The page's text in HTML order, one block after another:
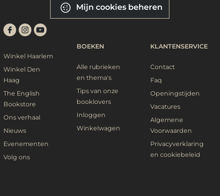
Mijn cookies beheren
Winkel Haarlem
Winkel Den
Haag
The English
Bookstore
Ons verhaal
Nieuws
Evenementen
Volg ons
BOEKEN
Alle rubrieken
en thema's
Tips van onze
booklovers
Inloggen
Winkelwagen
KLANTENSERVICE
Contact
Faq
Openingstijden
Vacatures
Algemene
Voorwaarden
Privacyverklaring
en cookiebeleid